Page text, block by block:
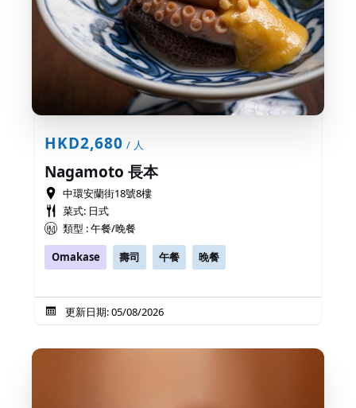
HKD2,680 / 人
Nagamoto 長本
中環安蘭街18號8樓
菜式: 日式
類型 : 午餐/晚餐
Omakase
壽司 午餐 晚餐
更新日期: 05/08/2026